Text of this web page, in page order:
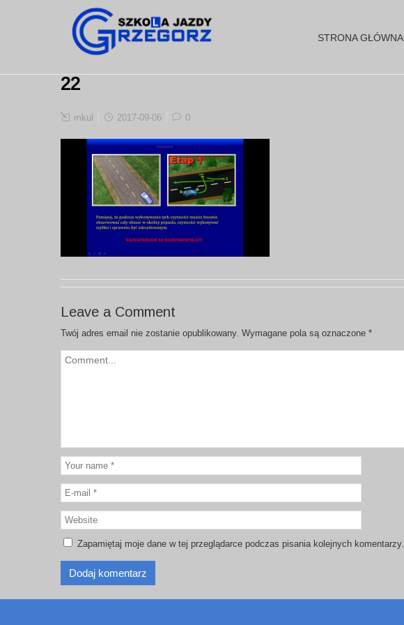
STRONA GŁÓWNA
22
mkul 2017-09-06 0
Leave a Comment
Twój adres email nie zostanie opublikowany. Wymagane pola są oznaczone *
Zapamiętaj moje dane w tej przeglądarce podczas pisania kolejnych komentarzy.